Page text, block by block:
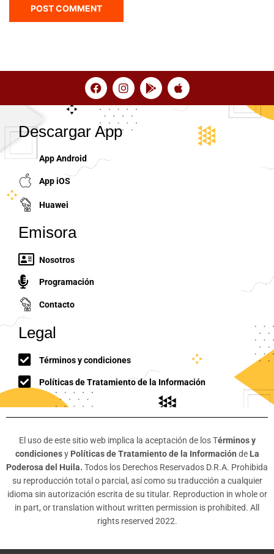
Descargar App
App Android
App iOS
Huawei
Emisora
Nosotros
Programación
Contacto
Legal
Términos y condiciones
Políticas de Tratamiento de la Información
El uso de este sitio web implica la aceptación de los Términos y
condicionesy Políticas de Tratamiento de la Información de La
Poderosa del Huila. Todos los Derechos Reservados D.R.A. Prohibida
su reproducción total o parcial, así como su traducción a cualquier
idioma sin autorización escrita de su titular. Reproduction in whole or
in part, or translation without written permission is prohibited. All
rights reserved 2022.